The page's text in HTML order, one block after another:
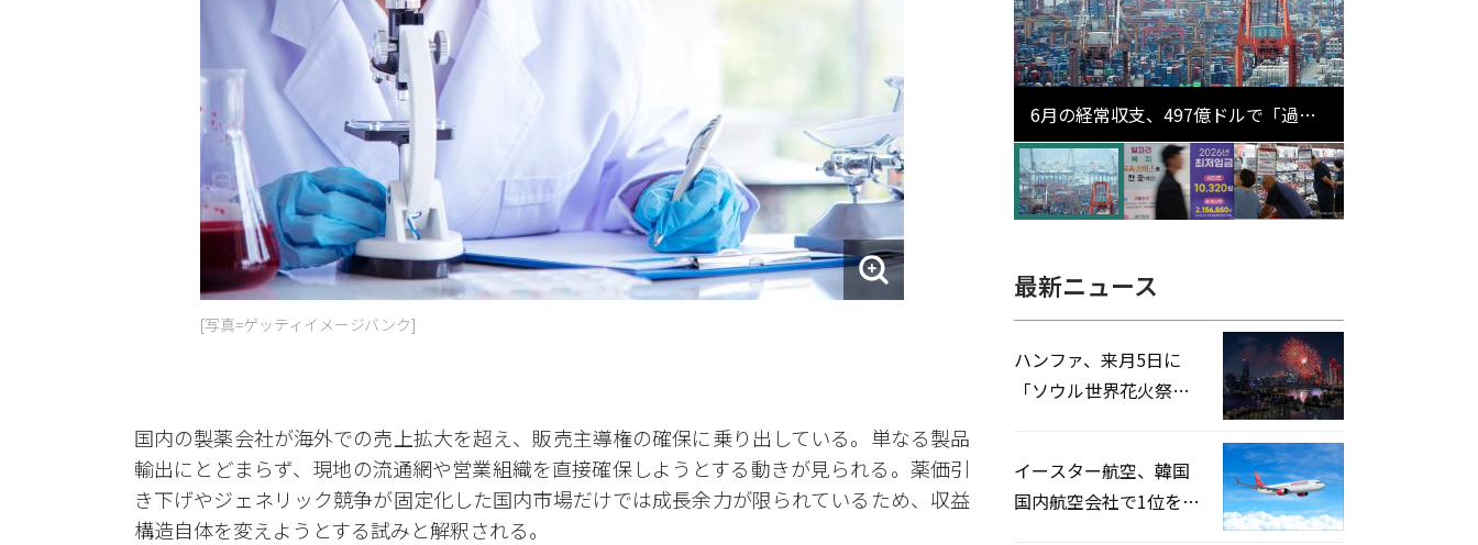
[写真=ゲッティイメージバンク]
国内の製薬会社が海外での売上拡大を超え、販売主導権の確保に乗り出している。単なる製品
輸出にとどまらず、現地の流通網や営業組織を直接確保しようとする動きが見られる。薬価引
き下げやジェネリック競争が固定化した国内市場だけでは成長余力が限られているため、収益
構造自体を変えようとする試みと解釈される。
6月の経常収支、497億ドルで「過去
最大」…輸出が初の1000億ドル突破
最新ニュース
ハンファ、来月5日に
「ソウル世界花火祭り
イースター航空、韓国
国内航空会社で1位を記